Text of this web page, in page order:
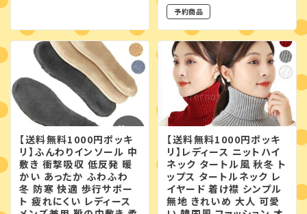
予約商品
【送料無料1000円ポッキ
リ】ふんわりインソール 中
敷き 衝撃吸収 低反発 暖
かい あったか ふわふわ
冬 防寒 快適 歩行サポー
ト 疲れにくい レディース
【送料無料1000円ポッキ
リ】レディース ニットハイ
ネック タートル風 秋冬 ト
ップス タートルネック レ
イヤード 着け襟 シンプル
無地 きれいめ 大人 可愛